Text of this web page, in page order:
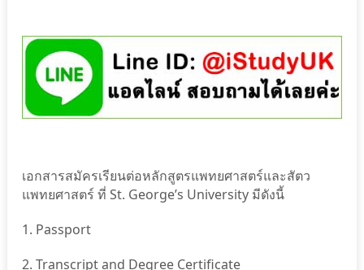
เอกสารสมัครเรียนต่อหลักสูตรแพทยศาสตร์และสัตว
แพทยศาสตร์ ที่ St. George’s University มีดังนี้
1. Passport
2. Transcript and Degree Certificate